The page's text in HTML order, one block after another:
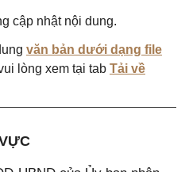
cập nhật nội dung.
văn bản dưới dạng file
lòng xem tại tab Tải về